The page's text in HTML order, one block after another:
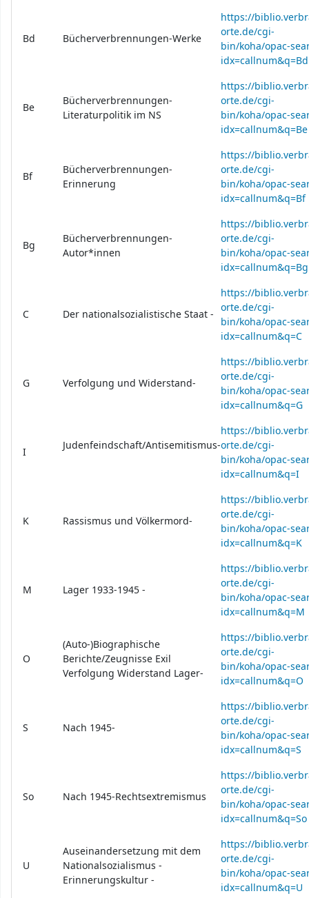
Bd Bücherverbrennungen-Werke
https://
orte.de/cgi-
bin/koha/opac-
idx=callnum&q=Bd
Be
Bücherverbrennungen-
Literaturpolitik im NS
https://
orte.de/cgi-
bin/koha/opac-
idx=callnum&q=Be
Bf
Bücherverbrennungen-
Erinnerung
https://
orte.de/cgi-
bin/koha/opac-
idx=callnum&q=Bf
Bg
Bücherverbrennungen-
Autor*innen
https://
orte.de/cgi-
bin/koha/opac-
idx=callnum&q=Bg
C Der nationalsozialistische Staat -
https://
orte.de/cgi-
bin/koha/opac-
idx=callnum&q=C
G Verfolgung und Widerstand-
https://
orte.de/cgi-
bin/koha/opac-
idx=callnum&q=G
I Judenfeindschaft/Antisemitismus-
https://
orte.de/cgi-
bin/koha/opac-
idx=callnum&q=I
K Rassismus und Völkermord-
https://
orte.de/cgi-
bin/koha/opac-
idx=callnum&q=K
M Lager 1933-1945 -
https://
orte.de/cgi-
bin/koha/opac-
idx=callnum&q=M
O
(Auto-)Biographische
Berichte/Zeugnisse Exil
Verfolgung Widerstand Lager-
https://
orte.de/cgi-
bin/koha/opac-
idx=callnum&q=O
S Nach 1945-
https://
orte.de/cgi-
bin/koha/opac-
idx=callnum&q=S
So Nach 1945-Rechtsextremismus
https://
orte.de/cgi-
bin/koha/opac-
idx=callnum&q=So
U
Auseinandersetzung mit dem
Nationalsozialismus -
Erinnerungskultur -
https://
orte.de/cgi-
bin/koha/opac-
idx=callnum&q=U